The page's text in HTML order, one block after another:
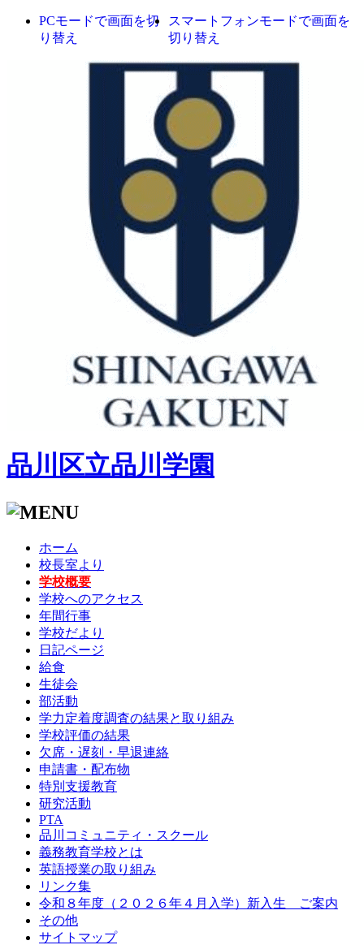
PCモードで画面を切
り替え
スマートフォンモードで画面を
切り替え
品川区立品川学園
ホーム
校長室より
学校概要
学校へのアクセス
年間行事
学校だより
日記ページ
給食
生徒会
部活動
学力定着度調査の結果と取り組み
学校評価の結果
欠席・遅刻・早退連絡
申請書・配布物
特別支援教育
研究活動
PTA
品川コミュニティ・スクール
義務教育学校とは
英語授業の取り組み
リンク集
令和８年度（２０２６年４月入学）新入生 ご案内
その他
サイトマップ